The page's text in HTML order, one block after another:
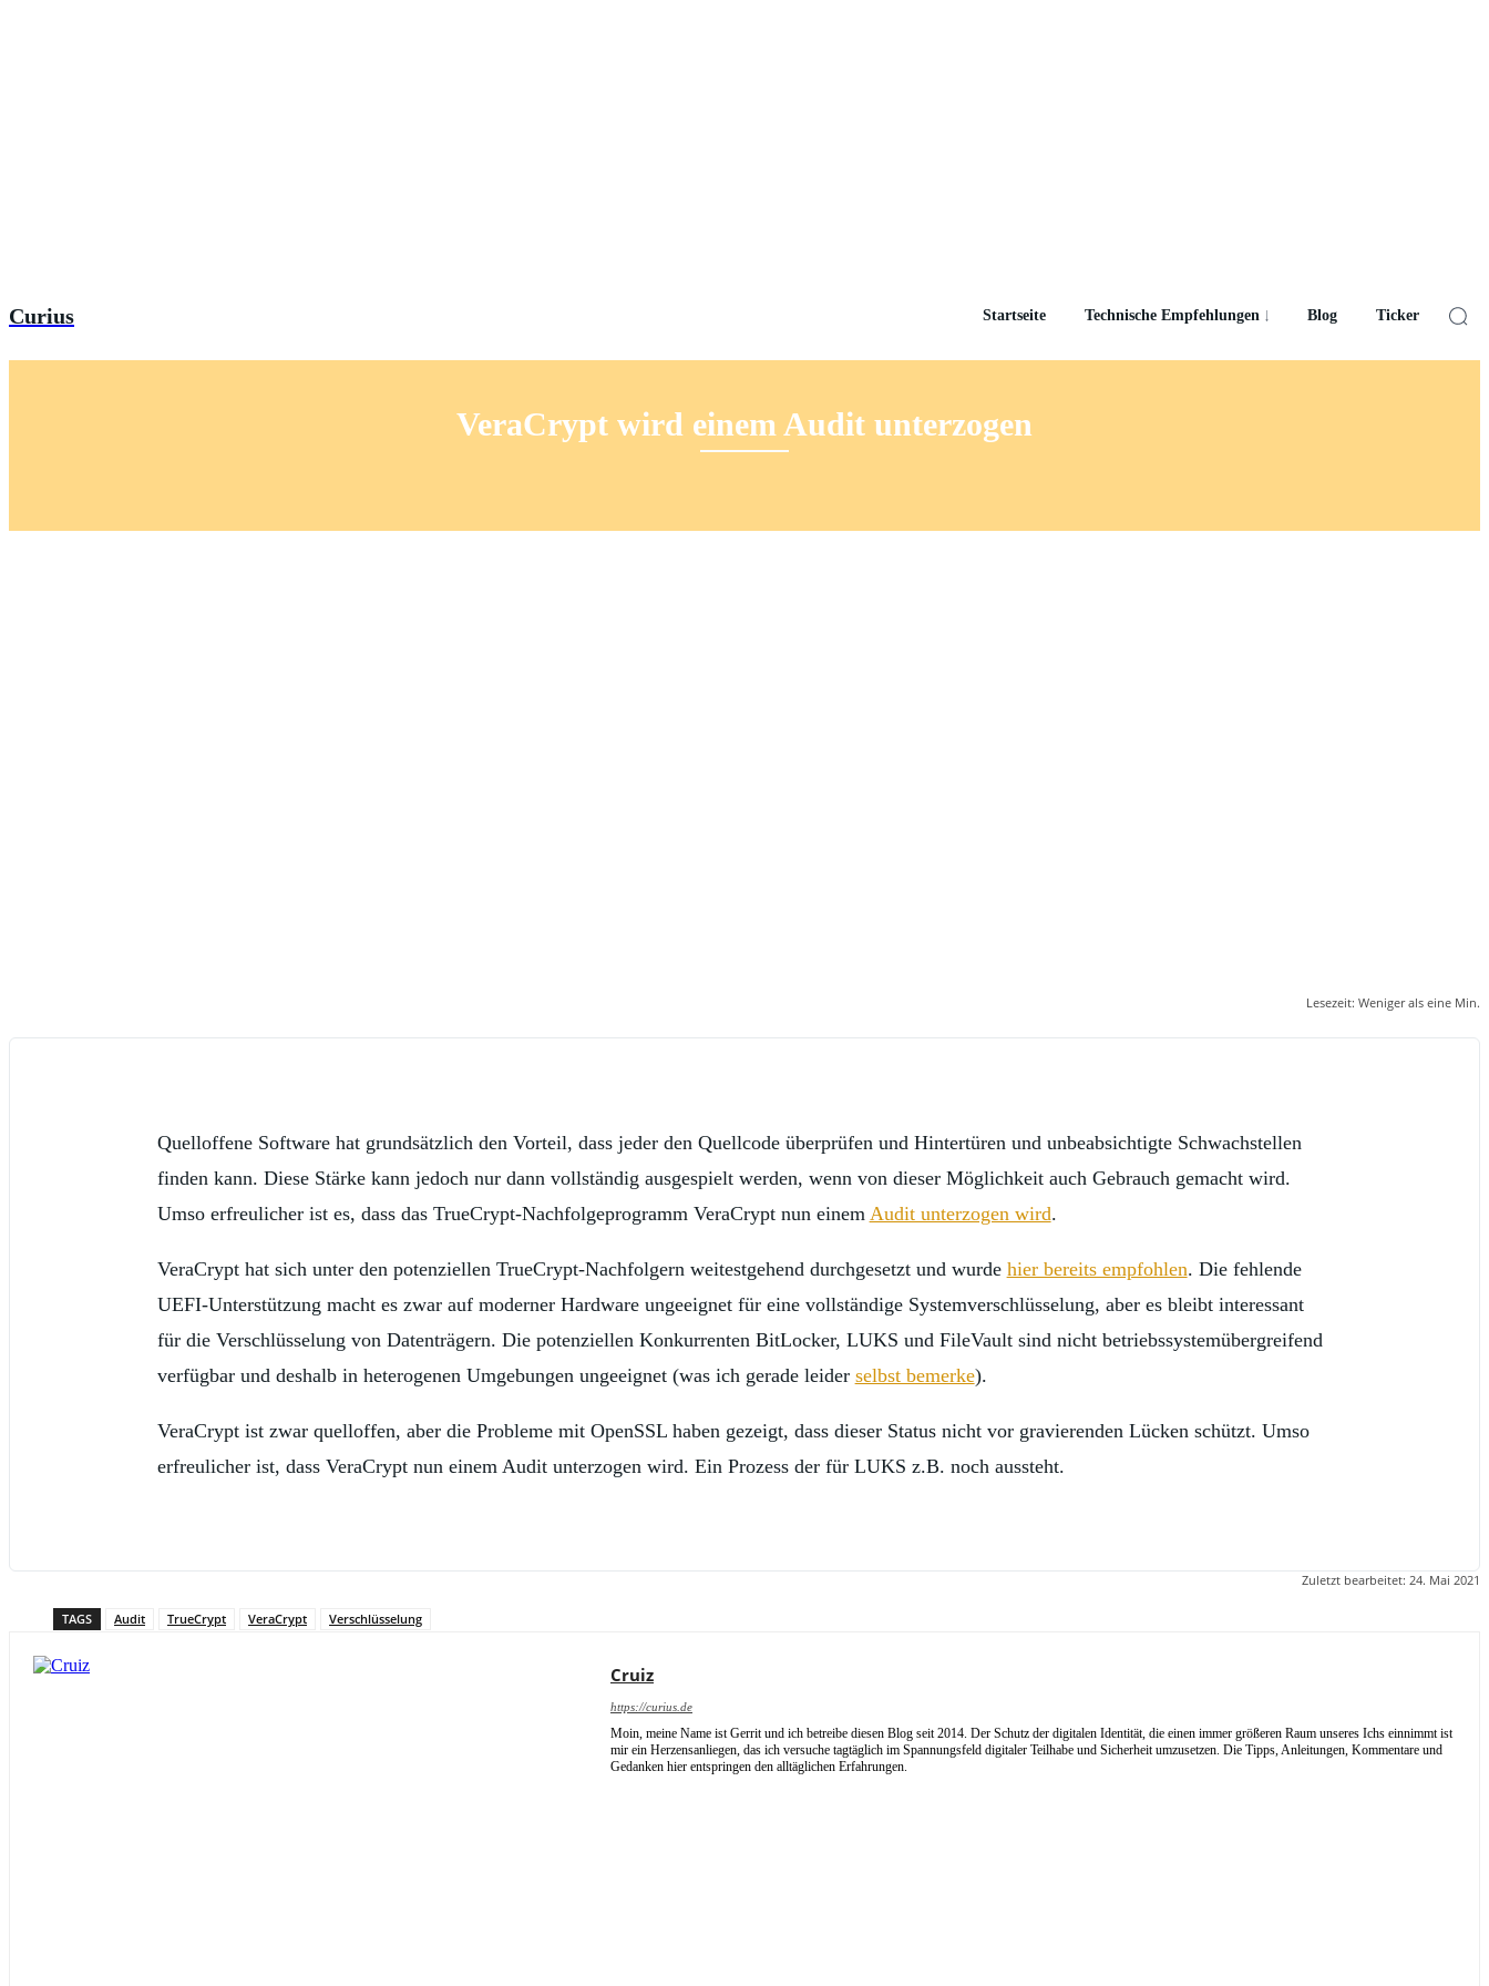
Curius Startseite Technische Empfehlungen Blog Ticker
VeraCrypt wird einem Audit unterzogen
Lesezeit: Weniger als eine Min.
Quelloffene Software hat grundsätzlich den Vorteil, dass jeder den Quellcode überprüfen und Hintertüren und unbeabsichtigte Schwachstellen
finden kann. Diese Stärke kann jedoch nur dann vollständig ausgespielt werden, wenn von dieser Möglichkeit auch Gebrauch gemacht wird.
Umso erfreulicher ist es, dass das TrueCrypt-Nachfolgeprogramm VeraCrypt nun einem Audit unterzogen wird.
VeraCrypt hat sich unter den potenziellen TrueCrypt-Nachfolgern weitestgehend durchgesetzt und wurde hier bereits empfohlen. Die fehlende
UEFI-Unterstützung macht es zwar auf moderner Hardware ungeeignet für eine vollständige Systemverschlüsselung, aber es bleibt interessant
für die Verschlüsselung von Datenträgern. Die potenziellen Konkurrenten BitLocker, LUKS und FileVault sind nicht betriebssystemübergreifend
verfügbar und deshalb in heterogenen Umgebungen ungeeignet (was ich gerade leider selbst bemerke).
VeraCrypt ist zwar quelloffen, aber die Probleme mit OpenSSL haben gezeigt, dass dieser Status nicht vor gravierenden Lücken schützt. Umso
erfreulicher ist, dass VeraCrypt nun einem Audit unterzogen wird. Ein Prozess der für LUKS z.B. noch aussteht.
Zuletzt bearbeitet: 24. Mai 2021
TAGS Audit TrueCrypt VeraCrypt Verschlüsselung
Cruiz
https://curius.de
Moin, meine Name ist Gerrit und ich betreibe diesen Blog seit 2014. Der Schutz der digitalen Identität, die einen immer größeren Raum unseres Ichs einnimmt ist
mir ein Herzensanliegen, das ich versuche tagtäglich im Spannungsfeld digitaler Teilhabe und Sicherheit umzusetzen. Die Tipps, Anleitungen, Kommentare und
Gedanken hier entspringen den alltäglichen Erfahrungen.